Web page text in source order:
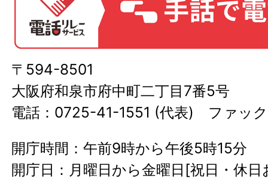
〒594-8501
大阪府和泉市府中町二丁目7番5号
電話：0725-41-1551 (代表) ファッ
開庁時間：午前9時から午後5時15分
開庁日：月曜日から金曜日[祝日・休